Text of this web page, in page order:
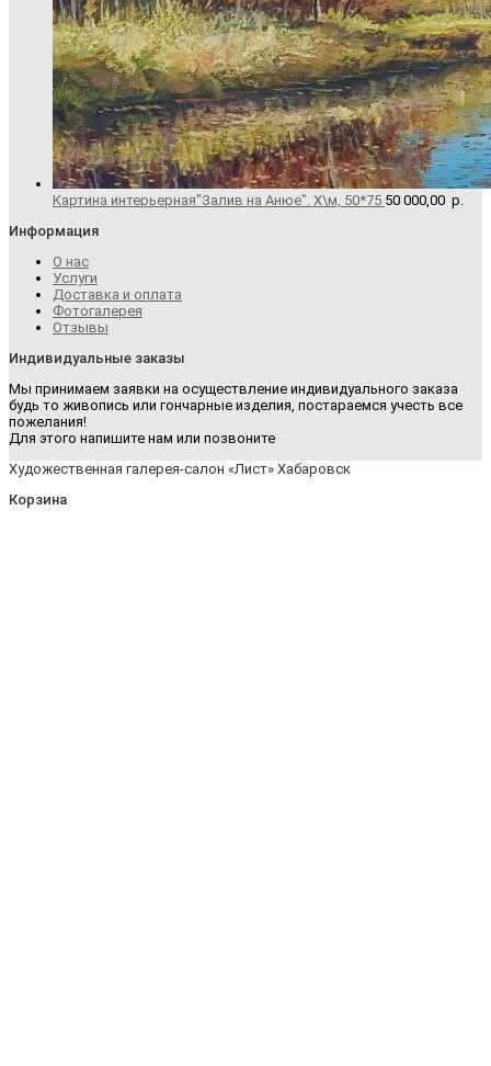
Картина интерьерная"Залив на Анюе". Х\м, 50*75 50 000,00 р.
Информация
О нас
Услуги
Доставка и оплата
Фотогалерея
Отзывы
Индивидуальные заказы
Мы принимаем заявки на осуществление индивидуального заказа
будь то живопись или гончарные изделия, постараемся учесть все
пожелания!
Для этого напишите нам или позвоните
Художественная галерея-салон «Лист» Хабаровск
Корзина